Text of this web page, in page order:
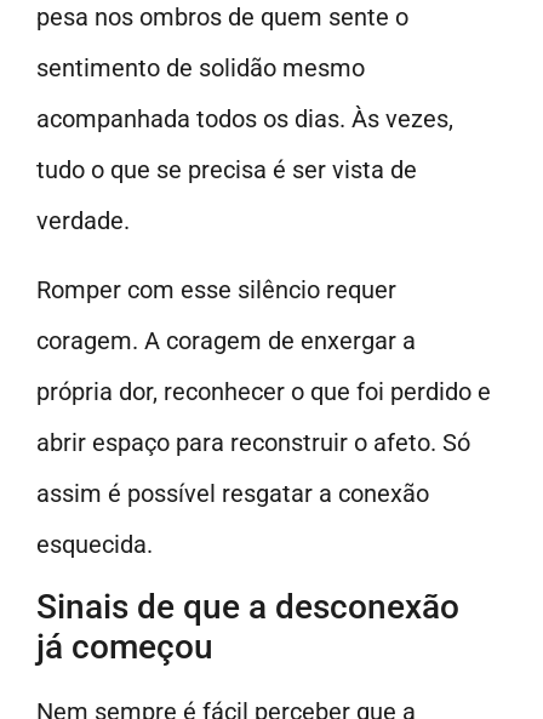
pesa nos ombros de quem sente o
sentimento de solidão mesmo
acompanhada todos os dias. Às vezes,
tudo o que se precisa é ser vista de
verdade.
Romper com esse silêncio requer
coragem. A coragem de enxergar a
própria dor, reconhecer o que foi perdido e
abrir espaço para reconstruir o afeto. Só
assim é possível resgatar a conexão
esquecida.
Sinais de que a desconexão
já começou
Nem sempre é fácil perceber que a